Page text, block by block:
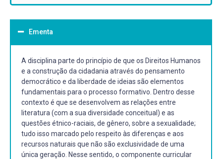
Ementa
A disciplina parte do princípio de que os Direitos Humanos
e a construção da cidadania através do pensamento
democrático e da liberdade de ideias são elementos
fundamentais para o processo formativo. Dentro desse
contexto é que se desenvolvem as relações entre
literatura (com a sua diversidade conceitual) e as
questões étnico-raciais, de gênero, sobre a sexualidade;
tudo isso marcado pelo respeito às diferenças e aos
recursos naturais que não são exclusividade de uma
única geração. Nesse sentido, o componente curricular